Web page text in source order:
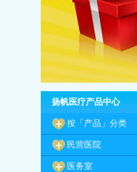
扬帆医疗产品中心
按「产品」分类
民营医院
医务室